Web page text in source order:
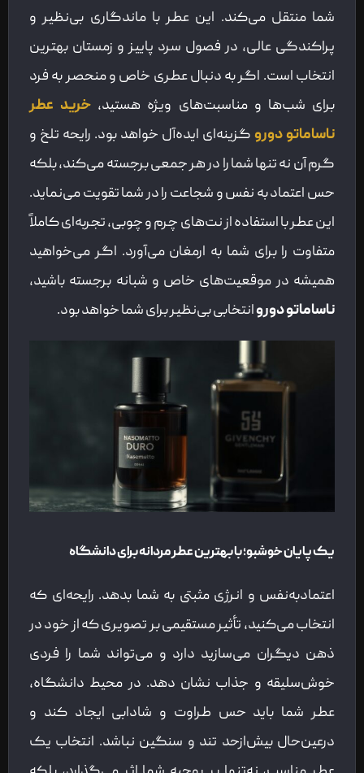
شما منتقل می‌کند. این عطر با ماندگاری بی‌نظیر و
پراکندگی عالی، در فصول سرد پاییز و زمستان بهترین
انتخاب است. اگر به دنبال عطری خاص و منحصر به فرد
برای شب‌ها و مناسبت‌های ویژه هستید، خرید عطر
ناساماتو دورو گزینه‌ای ایده‌آل خواهد بود. رایحه تلخ و
گرم آن نه تنها شما را در هر جمعی برجسته می‌کند، بلکه
حس اعتماد به نفس و شجاعت را در شما تقویت می‌نماید.
این عطر با استفاده از نت‌های چرم و چوبی، تجربه‌ای کاملاً
متفاوت را برای شما به ارمغان می‌آورد. اگر می‌خواهید
همیشه در موقعیت‌های خاص و شبانه برجسته باشید،
ناساماتو دوروانتخابی بی‌نظیر برای شما خواهد بود.
یک پایان خوشبو؛ با بهترین عطر مردانه برای دانشگاه
اعتمادبه‌نفس و انرژی مثبتی به شما بدهد. رایحه‌ای که
انتخاب می‌کنید، تأثیر مستقیمی بر تصویری که از خود در
ذهن دیگران می‌سازید دارد و می‌تواند شما را فردی
خوش‌سلیقه و جذاب نشان دهد. در محیط دانشگاه،
عطر شما باید حس طراوت و شادابی ایجاد کند و
درعین‌حال بیش‌ازحد تند و سنگین نباشد. انتخاب یک